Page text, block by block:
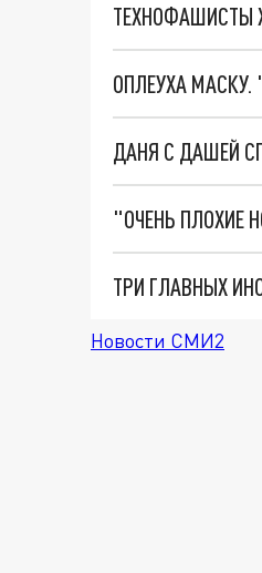
ТЕХНОФАШИСТЫ
ОПЛЕУХА МАСКУ.
ДАНЯ С ДАШЕЙ
Новости СМИ2